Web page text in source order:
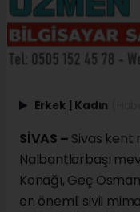
Erkek Kadın
SİVAS – Sivas kent
Nalbantlarbaşı
Konağı, Geç
en önemli sivil